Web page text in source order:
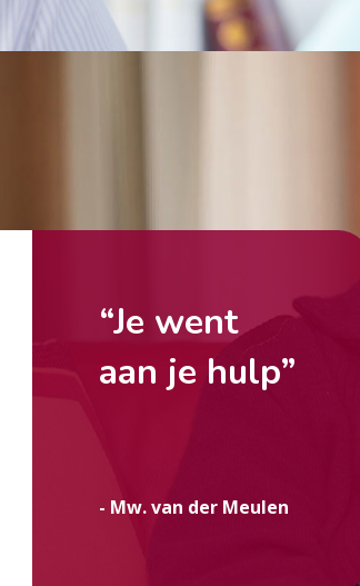
“Je went
aan je hulp”
- Mw. van der Meulen